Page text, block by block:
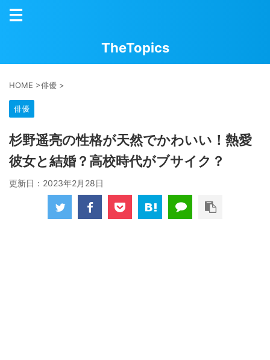
TheTopics
HOME >俳優 >
俳優
杉野遥亮の性格が天然でかわいい！熱愛
彼女と結婚？高校時代がブサイク？
更新日： 2023年2月28日